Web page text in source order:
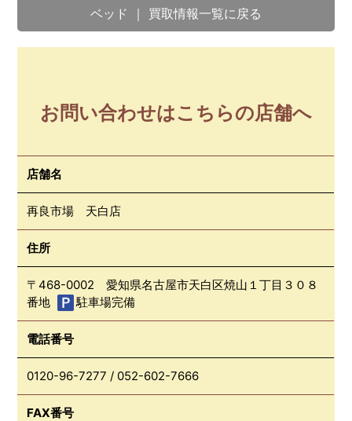
ベッド ｜ 買取情報一覧に戻る
お問い合わせはこちらの店舗へ
店舗名
再良市場 天白店
住所
〒468-0002 愛知県名古屋市天白区焼山１丁目３０８
番地
駐車場完備
電話番号
0120-96-7277 / 052-602-7666
FAX番号